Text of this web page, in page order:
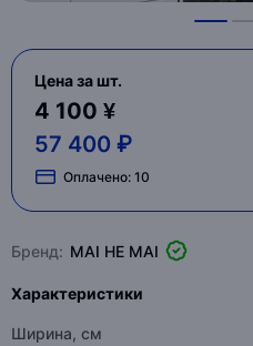
Цена за шт.
4 100 ¥
57 400 ₽
Оплачено: 10
Бренд: MAI HE MAI
Характеристики
Ширина, см